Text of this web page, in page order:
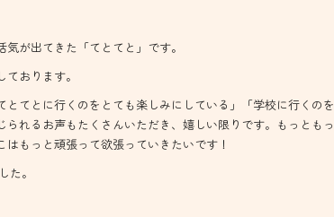
が出てきた「てとてと」です。
おります。
てとに行くのをとても楽しみにしている」「学校に行くのを
れるお声もたくさんいただき、嬉しい限りです。もっともっ
もっと頑張って欲張っていきたいです！
た。